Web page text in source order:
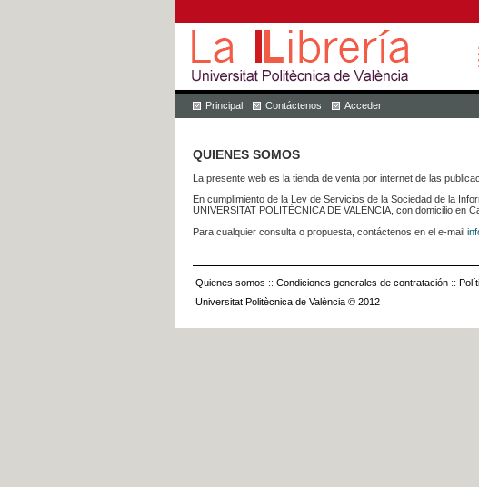
Principal Contáctenos Acceder
QUIENES SOMOS
La presente web es la tienda de venta por internet de las
En cumplimiento de la Ley de Servicios de la Sociedad de la
UNIVERSITAT POLITÈCNICA DE VALÈNCIA, con domicilio en
Para cualquier consulta o propuesta, contáctenos en el e-mail
Quienes somos :: Condiciones generales de contratación ::
Universitat Politècnica de València © 2012